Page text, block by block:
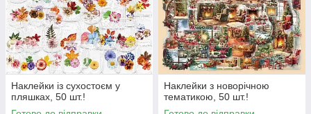
Наклейки із сухостоєм у
пляшках, 50 шт.!
Наклейки з новорічною
тематикою, 50 шт.!